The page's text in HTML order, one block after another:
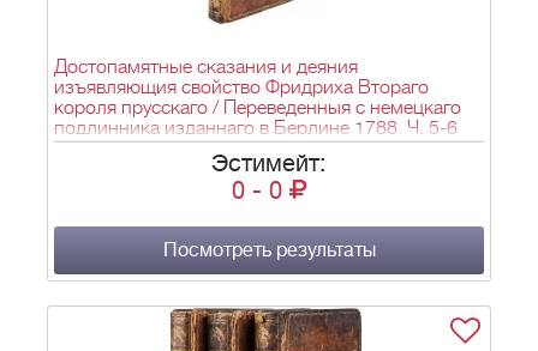
Достопамятные сказания и деяния
изъявляющия свойство Фридриха Втораго
короля прусскаго / Переведенныя с немецкаго
подлинника изданнаго в Берлине 1788. Ч. 5-6
[Из 12] - СПб: тип. Шнора, 1788.; 21х13,5 см.
Эстимейт:
0 - 0
Посмотреть результаты